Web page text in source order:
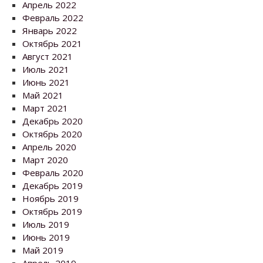
Апрель 2022
Февраль 2022
Январь 2022
Октябрь 2021
Август 2021
Июль 2021
Июнь 2021
Май 2021
Март 2021
Декабрь 2020
Октябрь 2020
Апрель 2020
Март 2020
Февраль 2020
Декабрь 2019
Ноябрь 2019
Октябрь 2019
Июль 2019
Июнь 2019
Май 2019